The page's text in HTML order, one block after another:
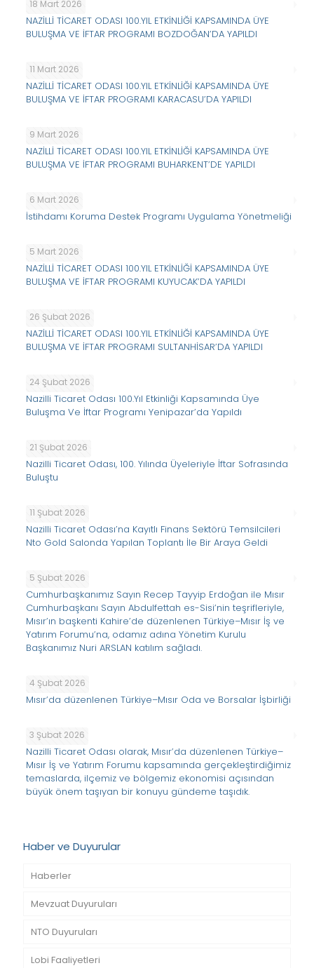
18 Mart 2026
NAZİLLİ TİCARET ODASI 100.YIL ETKİNLİĞİ KAPSAMINDA ÜYE
BULUŞMA VE İFTAR PROGRAMI BOZDOĞAN’DA YAPILDI
11 Mart 2026
NAZİLLİ TİCARET ODASI 100.YIL ETKİNLİĞİ KAPSAMINDA ÜYE
BULUŞMA VE İFTAR PROGRAMI KARACASU’DA YAPILDI
9 Mart 2026
NAZİLLİ TİCARET ODASI 100.YIL ETKİNLİĞİ KAPSAMINDA ÜYE
BULUŞMA VE İFTAR PROGRAMI BUHARKENT’DE YAPILDI
6 Mart 2026
İstihdamı Koruma Destek Programı Uygulama Yönetmeliği
5 Mart 2026
NAZİLLİ TİCARET ODASI 100.YIL ETKİNLİĞİ KAPSAMINDA ÜYE
BULUŞMA VE İFTAR PROGRAMI KUYUCAK’DA YAPILDI
26 Şubat 2026
NAZİLLİ TİCARET ODASI 100.YIL ETKİNLİĞİ KAPSAMINDA ÜYE
BULUŞMA VE İFTAR PROGRAMI SULTANHİSAR’DA YAPILDI
24 Şubat 2026
Nazilli Ticaret Odası 100.Yıl Etkinliği Kapsamında Üye
Buluşma Ve İftar Programı Yenipazar’da Yapıldı
21 Şubat 2026
Nazilli Ticaret Odası, 100. Yılında Üyeleriyle İftar Sofrasında
Buluştu
11 Şubat 2026
Nazilli Ticaret Odası’na Kayıtlı Finans Sektörü Temsilcileri
Nto Gold Salonda Yapılan Toplantı İle Bir Araya Geldi
5 Şubat 2026
Cumhurbaşkanımız Sayın Recep Tayyip Erdoğan ile Mısır
Cumhurbaşkanı Sayın Abdulfettah es-Sisi’nin teşrifleriyle,
Mısır’ın başkenti Kahire’de düzenlenen Türkiye–Mısır İş ve
Yatırım Forumu’na, odamız adına Yönetim Kurulu
Başkanımız Nuri ARSLAN katılım sağladı.
4 Şubat 2026
Mısır’da düzenlenen Türkiye–Mısır Oda ve Borsalar İşbirliği
3 Şubat 2026
Nazilli Ticaret Odası olarak, Mısır’da düzenlenen Türkiye–
Mısır İş ve Yatırım Forumu kapsamında gerçekleştirdiğimiz
temaslarda, ilçemiz ve bölgemiz ekonomisi açısından
büyük önem taşıyan bir konuyu gündeme taşıdık.
Haber ve Duyurular
Haberler
Mevzuat Duyuruları
NTO Duyuruları
Lobi Faaliyetleri